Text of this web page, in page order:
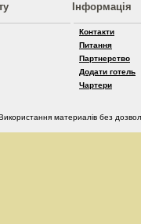
Інформація
Контакти
Питання
Партнерство
Додати готель
Чартери
материалів без